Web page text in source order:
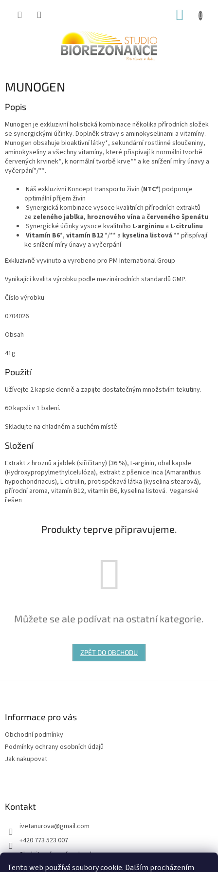
Tento web používá soubory cookie. Dalším procházením
MUNOGEN
Popis
Munogen je exkluzivní holistická kombinace několika přírodních složek
se synergickými účinky. Doplněk stravy s aminokyselinami a vitamíny.
Munogen obsahuje bioaktivní látky*, sekundární rostlinné sloučeniny,
aminokyseliny a všechny vitamíny, které přispívají k normální tvorbě
červených krvinek*, k normální tvorbě krve** a ke snížení míry únavy a
vyčerpání*/**.
Náš exkluzivní Koncept transportu živin (NTC*) podporuje
optimální příjem živin
Synergická kombinace vysoce kvalitních přírodních extraktů
ze zeleného jablka, hroznového vína a červeného špenátu
Synergické účinky vysoce kvalitního L-argininu a L-citrulinu
Vitamín B6*, vitamín B12 */** a kyselina listová ** přispívají
ke snížení míry únavy a vyčerpání
Exkluzivně vyvinuto a vyrobeno pro PM International Group
Vynikající kvalita výrobku podle mezinárodních standardů GMP.
Číslo výrobku
0704026
Obsah
41g
Použití
Užívejte 2 kapsle denně a zapijte dostatečným množstvím tekutiny.
60 kapslí v 1 balení.
Skladujte na chladném a suchém místě
Složení
Extrakt z hroznů a jablek (siřičitany) (36 %), L-arginin, obal kapsle
(Hydroxypropylmethylcelulóza), extrakt z pšenice Inca (Amaranthus
hypochondriacus), L-citrulin, protispékavá látka (kyselina stearová),
přírodní aroma, vitamín B12, vitamín B6, kyselina listová. Veganské
řešen
Produkty teprve připravujeme.
Můžete se ale podívat na ostatní kategorie.
ZPĚT DO OBCHODU
Informace pro vás
Obchodní podmínky
Podmínky ochrany osobních údajů
Jak nakupovat
Kontakt
ivetanurova@gmail.com
+420 773 523 007
Sledujte nás na facebooku